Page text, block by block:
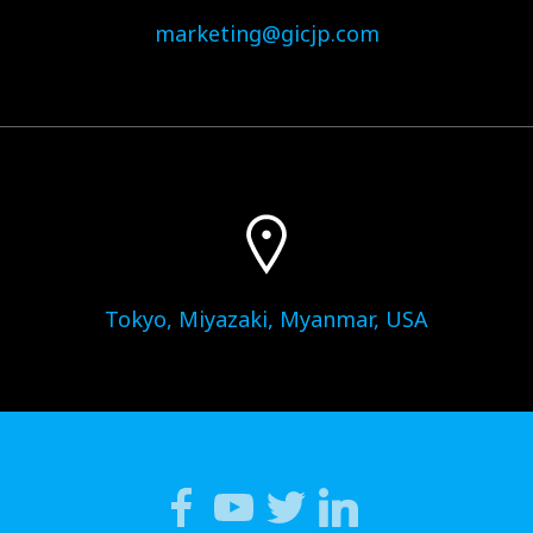
marketing@gicjp.com
Tokyo, Miyazaki, Myanmar, USA